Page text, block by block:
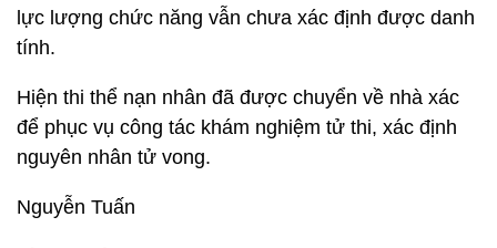
lực lượng chức năng vẫn chưa xác định được danh
tính.
Hiện thi thể nạn nhân đã được chuyển về nhà xác
để phục vụ công tác khám nghiệm tử thi, xác định
nguyên nhân tử vong.
Nguyễn Tuấn